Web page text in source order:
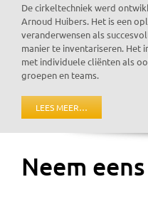
De cirkeltechniek werd
Arnoud Huibers. Het is een
veranderwensen als
manier te inventariseren. Het
met individuele cliënten als
groepen en teams.
LEES MEER…
Neem